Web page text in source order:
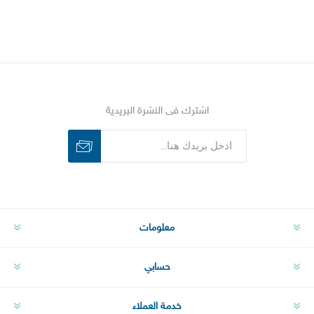
اشترك فى النشرة البريدية
معلومات
حسابي
خدمة العملاء